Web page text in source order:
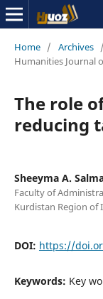
Home / Archives /
Humanities Journal
The role
reducing
Sheeyma A.
Faculty of
Kurdistan Region of
DOI: https://
Keywords: Key